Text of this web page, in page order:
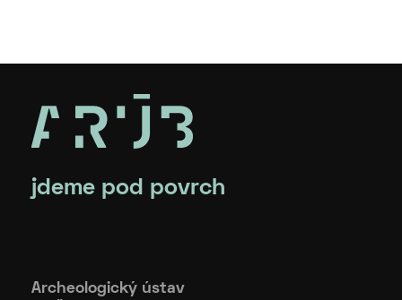
jdeme pod povrch
Archeologický ústav